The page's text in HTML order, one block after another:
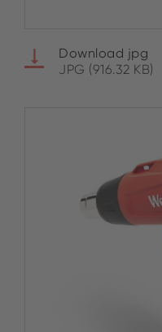
Download jpg
JPG (916.32 KB)